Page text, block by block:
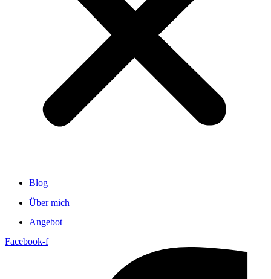
Blog
Über mich
Angebot
Facebook-f